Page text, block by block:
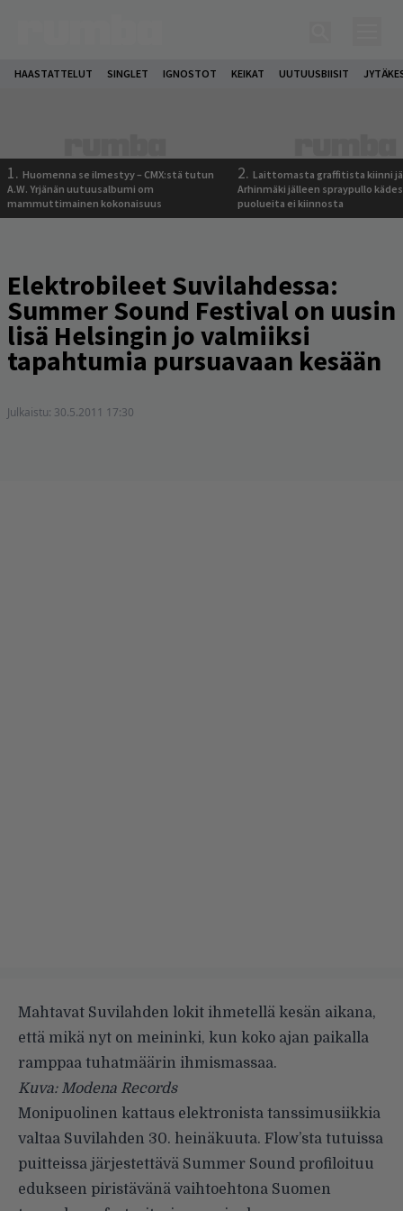
HAASTATTELUT SINGLET IGNOSTOT KEIKAT UUTUUSBIISIT
1. Huomenna se ilmestyy – CMX:stä tutun
A.W. Yrjänän uutuusalbumi om
mammuttimainen kokonaisuus
2. Laittomasta graffitista kiinni
Arhinmäki jälleen spraypullo
puolueita ei kiinnosta
Elektrobileet Suvilahdessa:
Summer Sound Festival on uusin
lisä Helsingin jo valmiiksi
tapahtumia pursuavaan kesään
Julkaistu: 30.5.2011 17:30
Mahtavat Suvilahden lokit ihmetellä kesän aikana,
että mikä nyt on meininki, kun koko ajan paikalla
ramppaa tuhatmäärin ihmismassaa.
Kuva: Modena Records
Monipuolinen kattaus elektronista tanssimusiikkia
valtaa Suvilahden 30. heinäkuuta. Flow’sta tutuissa
puitteissa järjestettävä Summer Sound profiloituu
edukseen piristävänä vaihtoehtona Suomen